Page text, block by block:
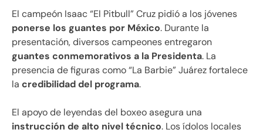
El campeón Isaac “El Pitbull” Cruz pidió a los jóvenes
ponerse los guantes por México. Durante la
presentación, diversos campeones entregaron
guantes conmemorativos a la Presidenta. La
presencia de figuras como “La Barbie” Juárez fortalece
la credibilidad del programa.
El apoyo de leyendas del boxeo asegura una
instrucción de alto nivel técnico. Los ídolos locales